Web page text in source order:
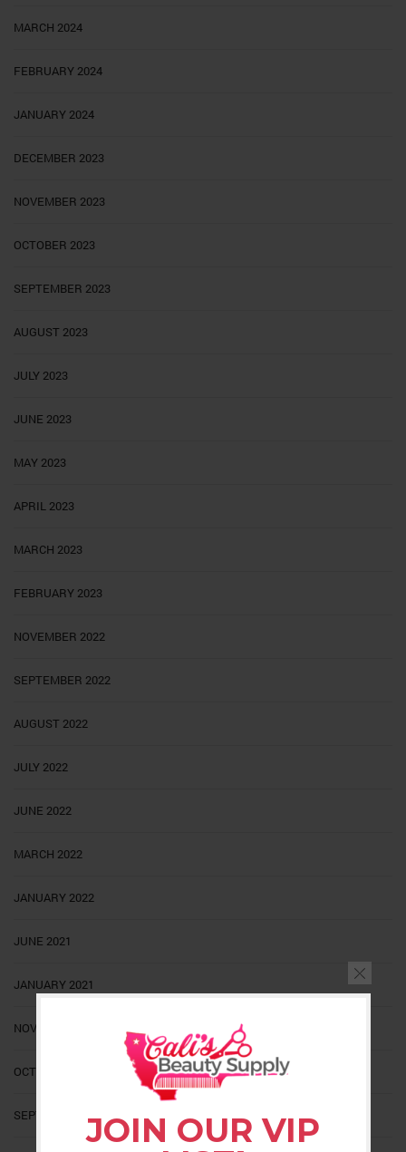
JOIN OUR VIP
MARCH 2024
FEBRUARY 2024
JANUARY 2024
DECEMBER 2023
NOVEMBER 2023
OCTOBER 2023
SEPTEMBER 2023
AUGUST 2023
JULY 2023
JUNE 2023
MAY 2023
APRIL 2023
MARCH 2023
FEBRUARY 2023
NOVEMBER 2022
SEPTEMBER 2022
AUGUST 2022
JULY 2022
JUNE 2022
MARCH 2022
JANUARY 2022
JUNE 2021
JANUARY 2021
NOVEMBER 2020
OCTOBER 2020
SEPTEMBER 2020